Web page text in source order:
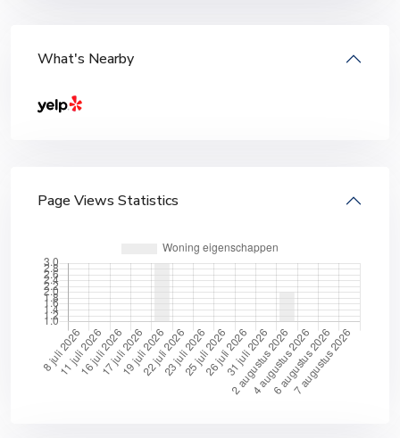
What's Nearby
Page Views Statistics